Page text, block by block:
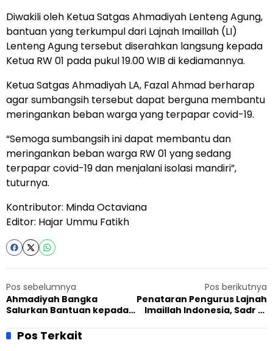
Diwakili oleh Ketua Satgas Ahmadiyah Lenteng Agung,
bantuan yang terkumpul dari Lajnah Imaillah (LI)
Lenteng Agung tersebut diserahkan langsung kepada
Ketua RW 01 pada pukul 19.00 WIB di kediamannya.
Ketua Satgas Ahmadiyah LA, Fazal Ahmad berharap
agar sumbangsih tersebut dapat berguna membantu
meringankan beban warga yang terpapar covid-19.
“Semoga sumbangsih ini dapat membantu dan
meringankan beban warga RW 01 yang sedang
terpapar covid-19 dan menjalani isolasi mandiri”,
tuturnya.
Kontributor: Minda Octaviana
Editor: Hajar Ummu Fatikh
Pos sebelumnya
Ahmadiyah Bangka
Salurkan Bantuan kepada
Pos berikutnya
Penataran Pengurus Lajnah
Imaillah Indonesia, Sadr LI:
Melakukan Komunikasi
Pos Terkait